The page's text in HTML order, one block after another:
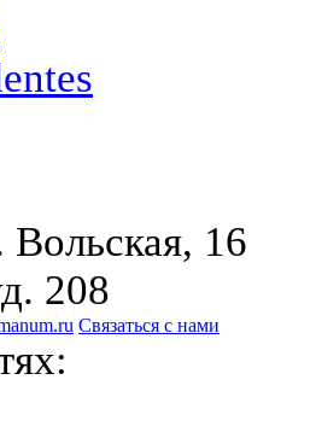
Вольская, 16
208
Связаться с нами